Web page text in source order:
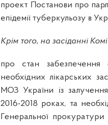
проект Постанови про
епідемії туберкульозу в
Крім того, на засіданні
про стан
необхідних лікарських
МОЗ України із
2016-2018 роках, та
Генеральної